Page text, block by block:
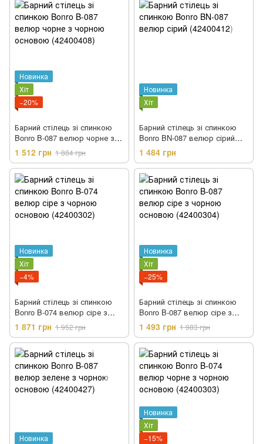
Новинка
Хіт
−20%
Барний стілець зі спинкою
Bonro B-087 велюр чорне з
чорною основою (42400408)
1 512 грн 1 884 грн
Новинка
Хіт
Барний стілець зі спинкою
Bonro BN-087 велюр сірий
(42400412)
1 484 грн
Новинка
Хіт
−4%
Барний стілець зі спинкою
Bonro B-074 велюр сіре з
чорною основою (42400302)
1 871 грн 1 952 грн
Новинка
Хіт
−25%
Барний стілець зі спинкою
Bonro B-087 велюр сіре з
чорною основою (42400304)
1 493 грн 1 983 грн
Новинка
Новинка
Хіт
−15%